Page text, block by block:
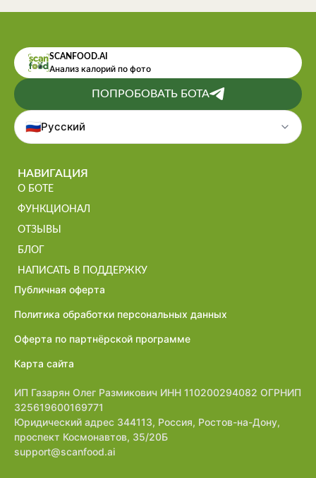
SCANFOOD.AI
Анализ калорий по фото
ПОПРОБОВАТЬ БОТА
🇷🇺Русский
НАВИГАЦИЯ
О БОТЕ
ФУНКЦИОНАЛ
ОТЗЫВЫ
БЛОГ
НАПИСАТЬ В ПОДДЕРЖКУ
Публичная оферта
Политика обработки персональных данных
Оферта по партнёрской программе
Карта сайта
ИП Газарян Олег Размикович ИНН 110200294082 ОГРНИП
325619600169771
Юридический адрес 344113, Россия, Ростов-на-Дону,
проспект Космонавтов, 35/20Б
support@scanfood.ai